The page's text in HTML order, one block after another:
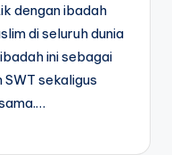
dengan ibadah
di seluruh dunia
ini sebagai
sekaligus